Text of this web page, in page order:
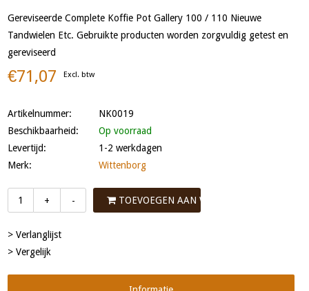
Gereviseerde Complete Koffie Pot Gallery 100 / 110 Nieuwe
Tandwielen Etc. Gebruikte producten worden zorgvuldig getest en
gereviseerd
€71,07 Excl. btw
Artikelnummer:
NK0019
Beschikbaarheid:
Op voorraad
Levertijd:
1-2 werkdagen
Merk:
Wittenborg
+ - TOEVOEGEN AAN WINKELWAGEN
> Verlanglijst
> Vergelijk